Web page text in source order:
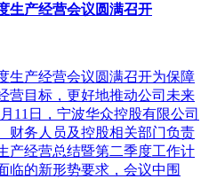
生产经营会议圆满召开
生产经营会议圆满召开为保障
营目标，更好地推动公司未来
11日，宁波华众控股有限公司
财务人员及控股相关部门负责
产经营总结暨第二季度工作计
临的新形势要求，会议中围